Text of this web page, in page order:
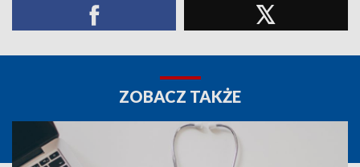
ZOBACZ TAKŻE